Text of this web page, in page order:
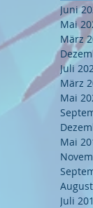
Juni
Mai
März
Juli
März
Mai
Mai
Juli